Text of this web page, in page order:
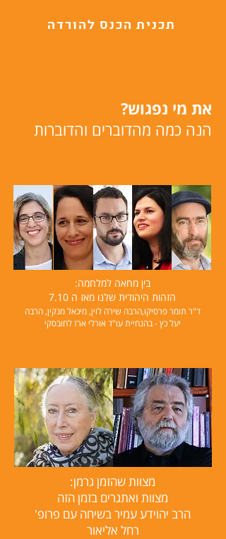
תכנית הכנס להורדה
את מי נפגוש?
הנה כמה מהדוברים והדוברות
בין מחאה למלחמה:
הזהות היהודית שלנו מאז ה 7.10
ד"ר תומר פרסיקו,הרבה שירה לוין, מיכאל מנקין, הרבה
יעל כץ - בהנחיית עו"ד אורלי ארז לחובסקי
מצוות שהזמן גרמן:
מצוות ואתגרים בזמן הזה
הרב יהוידע עמיר בשיחה עם פרופ'
רחל אליאור